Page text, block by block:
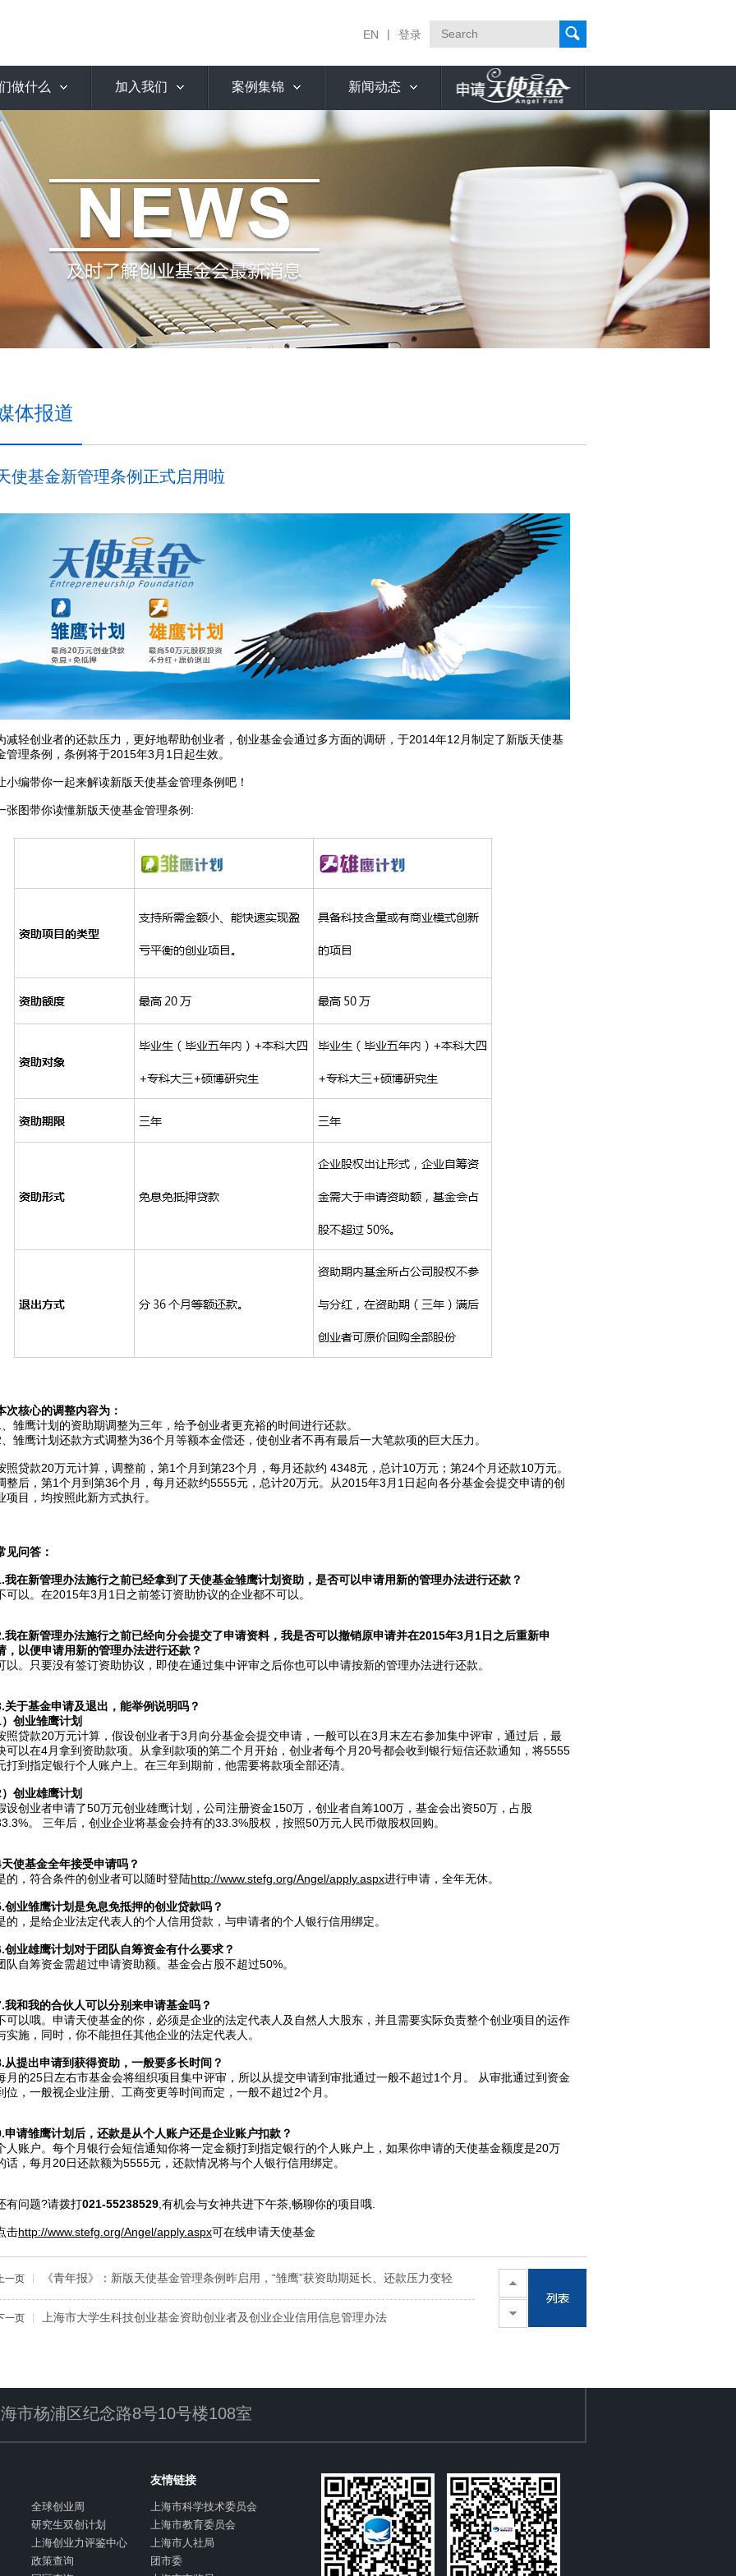
EN | 登录
做什么 加入我们 案例集锦 新闻动态
体报道
使基金新管理条例正式启用啦
减轻创业者的还款压力，更好地帮助创业者，创业基金会通过多方面的调研，于2014年12月制定了新版天使基
管理条例，条例将于2015年3月1日起生效。
小编带你一起来解读新版天使基金管理条例吧！
张图带你读懂新版天使基金管理条例:
次核心的调整内容为：
、雏鹰计划的资助期调整为三年，给予创业者更充裕的时间进行还款。
、雏鹰计划还款方式调整为36个月等额本金偿还，使创业者不再有最后一大笔款项的巨大压力。
照贷款20万元计算，调整前，第1个月到第23个月，每月还款约 4348元，总计10万元；第24个月还款10万元。
整后，第1个月到第36个月，每月还款约5555元，总计20万元。从2015年3月1日起向各分基金会提交申请的创
项目，均按照此新方式执行。
见问答：
我在新管理办法施行之前已经拿到了天使基金雏鹰计划资助，是否可以申请用新的管理办法进行还款？
可以。在2015年3月1日之前签订资助协议的企业都不可以。
我在新管理办法施行之前已经向分会提交了申请资料，我是否可以撤销原申请并在2015年3月1日之后重新申
，以便申请用新的管理办法进行还款？
以。只要没有签订资助协议，即使在通过集中评审之后你也可以申请按新的管理办法进行还款。
关于基金申请及退出，能举例说明吗？
） 创业雏鹰计划
照贷款20万元计算，假设创业者于3月向分基金会提交申请，一般可以在3月末左右参加集中评审，通过后，最
可以在4月拿到资助款项。从拿到款项的第二个月开始，创业者每个月20号都会收到银行短信还款通知，将5555
打到指定银行个人账户上。在三年到期前，他需要将款项全部还清。
）创业雄鹰计划
设创业者申请了50万元创业雄鹰计划，公司注册资金150万，创业者自筹100万，基金会出资50万，占股
。 三年后，创业企业将基金会持有的33.3%股权，按照50万元人民币做股权回购。
天使基金全年接受申请吗？
的，符合条件的创业者可以随时登陆http://www.stefg.org/Angel/apply.aspx进行申请，全年无休。
创业雏鹰计划是免息免抵押的创业贷款吗？
的，是给企业法定代表人的个人信用贷款，与申请者的个人银行信用绑定。
创业雄鹰计划对于团队自筹资金有什么要求？
队自筹资金需超过申请资助额。基金会占股不超过50%。
我和我的合伙人可以分别来申请基金吗？
可以哦。申请天使基金的你，必须是企业的法定代表人及自然人大股东，并且需要实际负责整个创业项目的运作
实施，同时，你不能担任其他企业的法定代表人。
从提出申请到获得资助，一般要多长时间？
月的25日左右市基金会将组织项目集中评审，所以从提交申请到审批通过一般不超过1个月。 从审批通过到资金
位，一般视企业注册、工商变更等时间而定，一般不超过2个月。
申请雏鹰计划后，还款是从个人账户还是企业账户扣款？
人账户。每个月银行会短信通知你将一定金额打到指定银行的个人账户上，如果你申请的天使基金额度是20万
话，每月20日还款额为5555元，还款情况将与个人银行信用绑定。
有问题?请拨打021-55238529 ,有机会与女神共进下午茶,畅聊你的项目哦.
击http://www.stefg.org/Angel/apply.aspx可在线申请天使基金
一页 《青年报》：新版天使基金管理条例昨启用，“雏鹰”获资助期延长、还款压力变轻
一页 上海市大学生科技创业基金资助创业者及创业企业信用信息管理办法
海市杨浦区纪念路8号10号楼108室
全球创业周
研究生双创计划
上海创业力评鉴中心
政策查询
友情链接
上海市科学技术委员会
上海市教育委员会
上海市人社局
团市委